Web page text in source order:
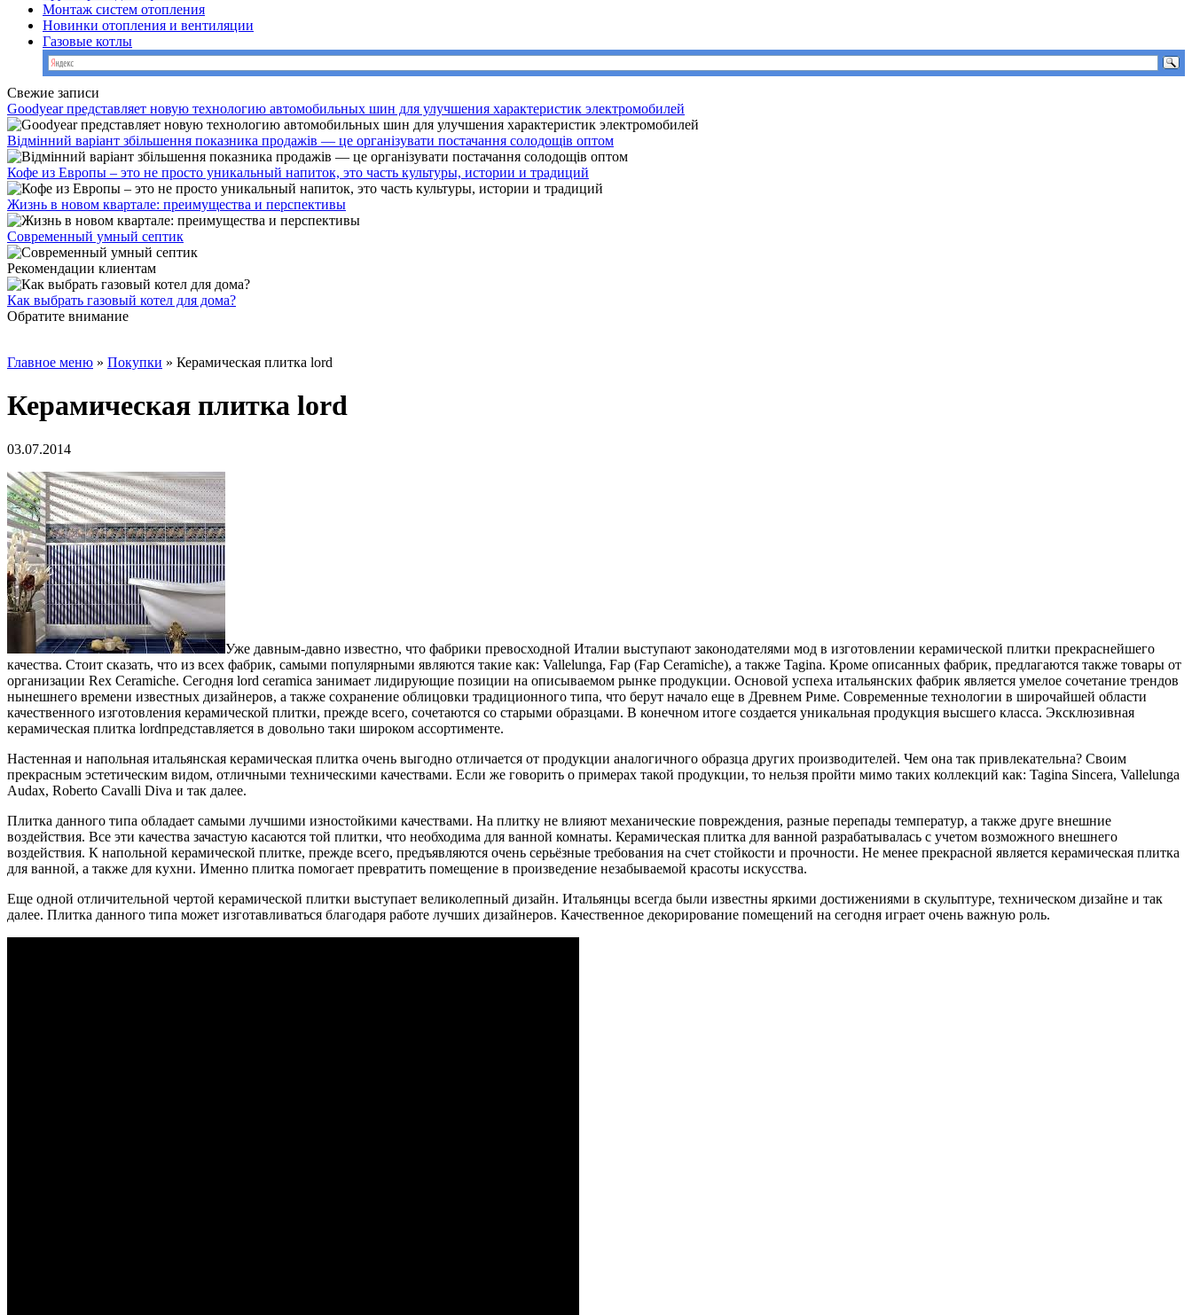
Монтаж систем отопления
Новинки отопления и вентиляции
Газовые котлы
Свежие записи
Goodyear представляет новую технологию автомобильных шин для улучшения характеристик электромобилей
Відмінний варіант збільшення показника продажів — це організувати постачання солодощів оптом
Кофе из Европы – это не просто уникальный напиток, это часть культуры, истории и традиций
Жизнь в новом квартале: преимущества и перспективы
Современный умный септик
Рекомендации клиентам
Как выбрать газовый котел для дома?
Обратите внимание
Главное меню » Покупки » Керамическая плитка lord
Керамическая плитка lord
03.07.2014
Уже давным-давно известно, что фабрики превосходной Италии выступают законодателями мод в изготовлении керамической плитки прекраснейшего
качества. Стоит сказать, что из всех фабрик, самыми популярными являются такие как: Vallelunga, Fap (Fap Ceramiche), а также Tagina. Кроме описанных фабрик, предлагаются также товары от
организации Rex Ceramiche. Сегодня lord ceramica занимает лидирующие позиции на описываемом рынке продукции. Основой успеха итальянских фабрик является умелое сочетание трендов
нынешнего времени известных дизайнеров, а также сохранение облицовки традиционного типа, что берут начало еще в Древнем Риме. Современные технологии в широчайшей области
качественного изготовления керамической плитки, прежде всего, сочетаются со старыми образцами. В конечном итоге создается уникальная продукция высшего класса. Эксклюзивная
керамическая плитка lordпредставляется в довольно таки широком ассортименте.
Настенная и напольная итальянская керамическая плитка очень выгодно отличается от продукции аналогичного образца других производителей. Чем она так привлекательна? Своим
прекрасным эстетическим видом, отличными техническими качествами. Если же говорить о примерах такой продукции, то нельзя пройти мимо таких коллекций как: Tagina Sincera, Vallelunga
Audax, Roberto Cavalli Diva и так далее.
Плитка данного типа обладает самыми лучшими изностойкими качествами. На плитку не влияют механические повреждения, разные перепады температур, а также друге внешние
воздействия. Все эти качества зачастую касаются той плитки, что необходима для ванной комнаты. Керамическая плитка для ванной разрабатывалась с учетом возможного внешнего
воздействия. К напольной керамической плитке, прежде всего, предъявляются очень серьёзные требования на счет стойкости и прочности. Не менее прекрасной является керамическая плитка
для ванной, а также для кухни. Именно плитка помогает превратить помещение в произведение незабываемой красоты искусства.
Еще одной отличительной чертой керамической плитки выступает великолепный дизайн. Итальянцы всегда были известны яркими достижениями в скульптуре, техническом дизайне и так
далее. Плитка данного типа может изготавливаться благодаря работе лучших дизайнеров. Качественное декорирование помещений на сегодня играет очень важную роль.